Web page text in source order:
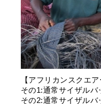
【アフリカンスクエ
その1:通常サイザル
その2:通常サイザル